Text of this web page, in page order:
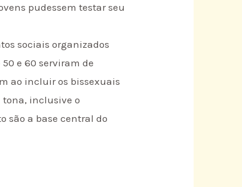
pudessem testar seu
sociais organizados
e 60 serviram de
ao incluir os bissexuais
tona, inclusive o
são a base central do